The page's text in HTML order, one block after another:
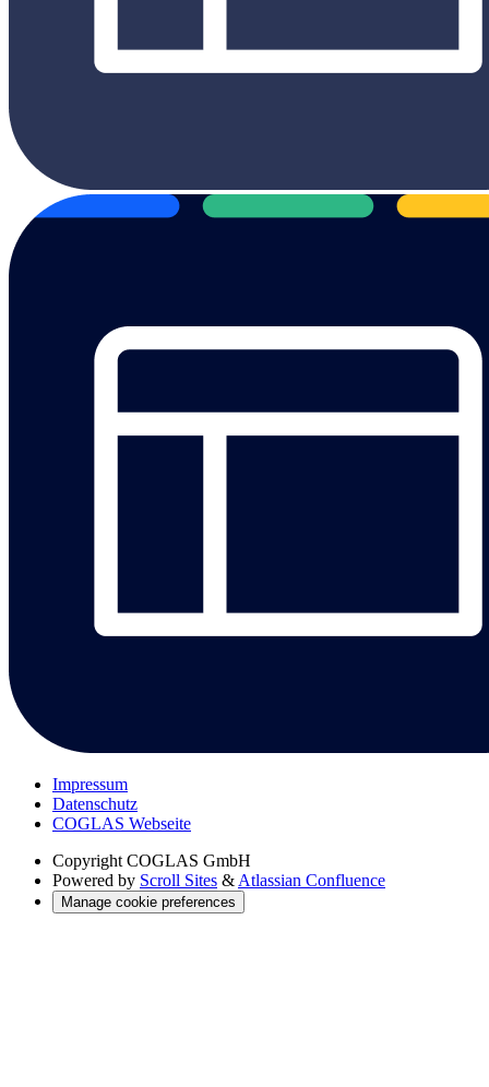
Impressum
Datenschutz
COGLAS Webseite
Copyright COGLAS GmbH
Powered by Scroll Sites &Atlassian Confluence
Manage cookie preferences